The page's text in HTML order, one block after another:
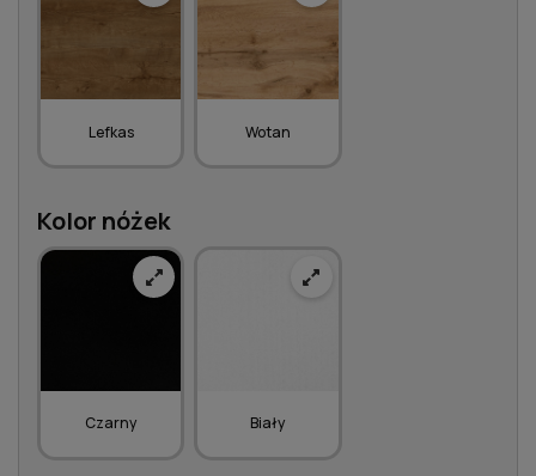
Lefkas Wotan
Kolor nóżek
Czarny Biały